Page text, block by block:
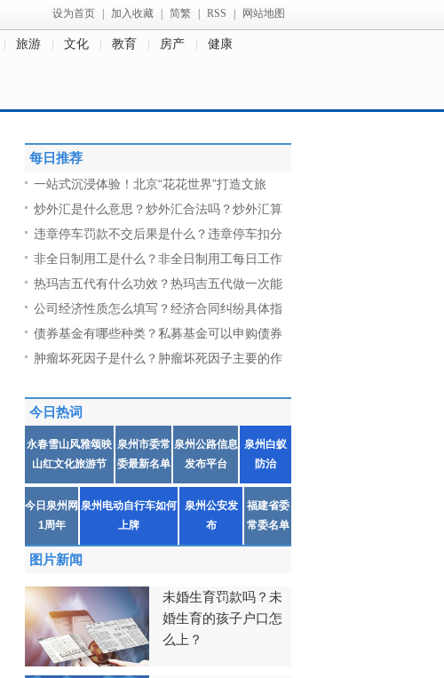
设为首页 加入收藏 简繁 RSS 网站地图
旅游 文化 教育 房产 健康
每日推荐
一站式沉浸体验！北京“花花世界”打造文旅
炒外汇是什么意思？炒外汇合法吗？炒外汇算
违章停车罚款不交后果是什么？违章停车扣分
非全日制用工是什么？非全日制用工每日工作
热玛吉五代有什么功效？热玛吉五代做一次能
公司经济性质怎么填写？经济合同纠纷具体指
债券基金有哪些种类？私募基金可以申购债券
肿瘤坏死因子是什么？肿瘤坏死因子主要的作
今日热词
永春雪山风雅颂映
山红文化旅游节
泉州市委常
委最新名单
泉州公路信息
发布平台
泉州白蚁
防治
今日泉州网
1周年
泉州电动自行车如何
上牌
泉州公安发
布
福建省委
常委名单
图片新闻
未婚生育罚款吗？未
婚生育的孩子户口怎
么上？